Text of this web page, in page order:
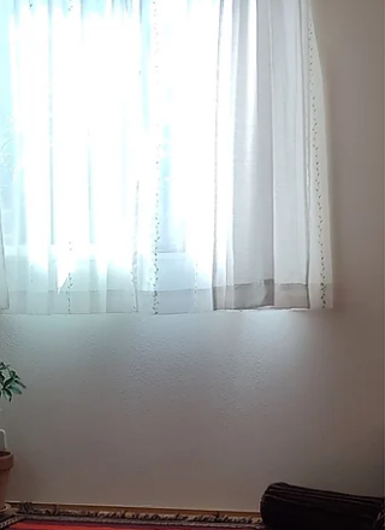
ロリのキリム
先日、飛騨にお住まいがある友人宅にお邪魔しま
した。 山の斜面に点々と20数世帯が暮らすとい
小さな集落。 友人宅は上の方。 場所が分かりに
いかも、と聞いていたのですが、データがもう古
くなっているカーナビは、意外に全く迷わず目的
地まで案内してくれました。...